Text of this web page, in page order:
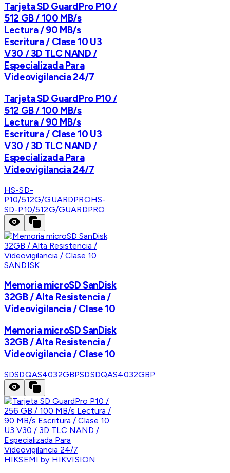
Tarjeta SD GuardPro P10 /
512 GB / 100 MB/s
Lectura / 90 MB/s
Escritura / Clase 10 U3
V30 / 3D TLC NAND /
Especializada Para
Videovigilancia 24/7
Tarjeta SD GuardPro P10 /
512 GB / 100 MB/s
Lectura / 90 MB/s
Escritura / Clase 10 U3
V30 / 3D TLC NAND /
Especializada Para
Videovigilancia 24/7
HS-SD-
P10/512G/GUARDPROHS-
SD-P10/512G/GUARDPRO
SANDISK
Memoria microSD SanDisk
32GB / Alta Resistencia /
Videovigilancia / Clase 10
Memoria microSD SanDisk
32GB / Alta Resistencia /
Videovigilancia / Clase 10
SDSDQAS4032GBPSDSDQAS4032GBP
HIKSEMI by HIKVISION